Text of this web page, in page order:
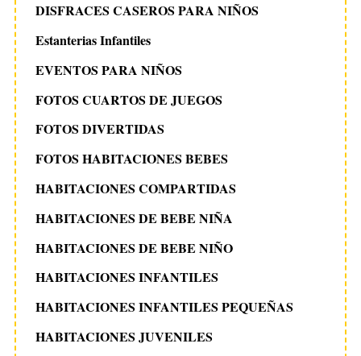
DISFRACES CASEROS PARA NIÑOS
Estanterias Infantiles
EVENTOS PARA NIÑOS
FOTOS CUARTOS DE JUEGOS
FOTOS DIVERTIDAS
FOTOS HABITACIONES BEBES
HABITACIONES COMPARTIDAS
HABITACIONES DE BEBE NIÑA
HABITACIONES DE BEBE NIÑO
HABITACIONES INFANTILES
HABITACIONES INFANTILES PEQUEÑAS
HABITACIONES JUVENILES